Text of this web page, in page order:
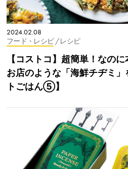
2024.02.08
フード・レシピ / レシピ
【コストコ】超簡単！なの
お店のような「海鮮チヂミ
トごはん⑤】